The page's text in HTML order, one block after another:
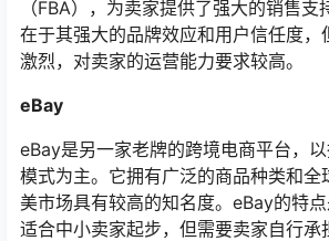
（FBA），为卖家提供了强大的销售
在于其强大的品牌效应和用户信任度，
激烈，对卖家的运营能力要求较高。
eBay
eBay是另一家老牌的跨境电商平台，
模式为主。它拥有广泛的商品种类和全
美市场具有较高的知名度。eBay的特点
适合中小卖家起步，但需要卖家自行承